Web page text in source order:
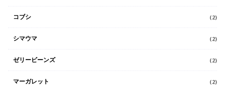
コブシ (2)
シマウマ (2)
ゼリービーンズ (2)
マーガレット (2)